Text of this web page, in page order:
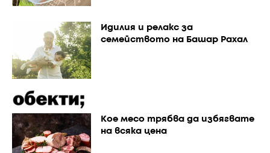
Идилия и релакс за
семейството на Башар Рахал
Кое месо трябва да избягвате
на всяка цена